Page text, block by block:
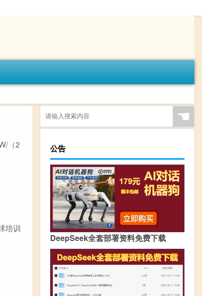
（2
培训
☚
公告
DeepSeek全套部署资料免费下载